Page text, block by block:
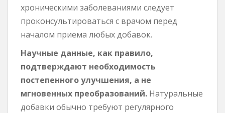
хроническими заболеваниями следует
проконсультироваться с врачом перед
началом приема любых добавок.
Научные данные, как правило,
подтверждают необходимость
постепенного улучшения, а не
мгновенных преобразований. Натуральные
добавки обычно требуют регулярного